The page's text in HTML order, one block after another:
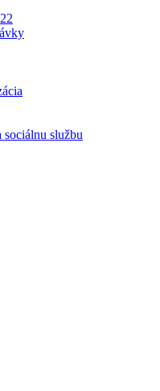
sociálnu službu